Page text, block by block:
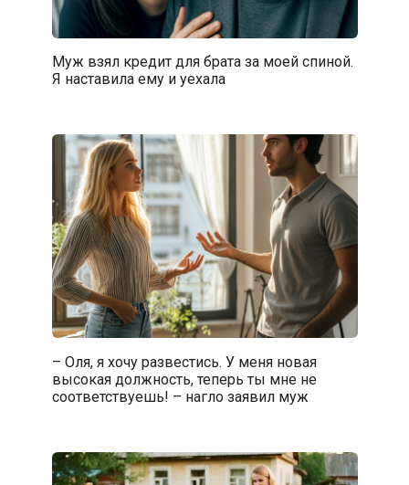
Муж взял кредит для брата за моей спиной.
Я наставила ему и уехала
– Оля, я хочу развестись. У меня новая
высокая должность, теперь ты мне не
соответствуешь! – нагло заявил муж